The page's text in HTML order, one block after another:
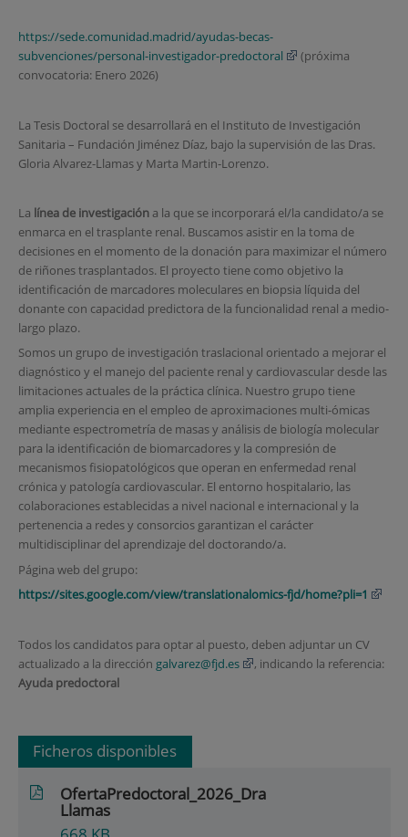
https://sede.comunidad.madrid/ayudas-becas-
subvenciones/personal-investigador-predoctoral
(próxima
convocatoria: Enero 2026)
La Tesis Doctoral se desarrollará en el Instituto de Investigación
Sanitaria – Fundación Jiménez Díaz, bajo la supervisión de las Dras.
Gloria Alvarez-Llamas y Marta Martin-Lorenzo.
La línea de investigación a la que se incorporará el/la candidato/a se
enmarca en el trasplante renal. Buscamos asistir en la toma de
decisiones en el momento de la donación para maximizar el número
de riñones trasplantados. El proyecto tiene como objetivo la
identificación de marcadores moleculares en biopsia líquida del
donante con capacidad predictora de la funcionalidad renal a medio-
largo plazo.
Somos un grupo de investigación traslacional orientado a mejorar el
diagnóstico y el manejo del paciente renal y cardiovascular desde las
limitaciones actuales de la práctica clínica. Nuestro grupo tiene
amplia experiencia en el empleo de aproximaciones multi-ómicas
mediante espectrometría de masas y análisis de biología molecular
para la identificación de biomarcadores y la compresión de
mecanismos fisiopatológicos que operan en enfermedad renal
crónica y patología cardiovascular. El entorno hospitalario, las
colaboraciones establecidas a nivel nacional e internacional y la
pertenencia a redes y consorcios garantizan el carácter
multidisciplinar del aprendizaje del doctorando/a.
Página web del grupo:
https://sites.google.com/view/translationalomics-fjd/home?pli=1
Todos los candidatos para optar al puesto, deben adjuntar un CV
actualizado a la dirección galvarez@fjd.es
, indicando la referencia:
Ayuda predoctoral
Ficheros disponibles
OfertaPredoctoral_2026_Dra
Llamas